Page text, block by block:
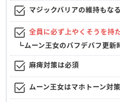
マジックバリアの維持もな
全員に必ず上やくそうを持
┗ムーン王女のバフデバフ更新
麻痺対策は必須
ムーン王女はマホトーン対